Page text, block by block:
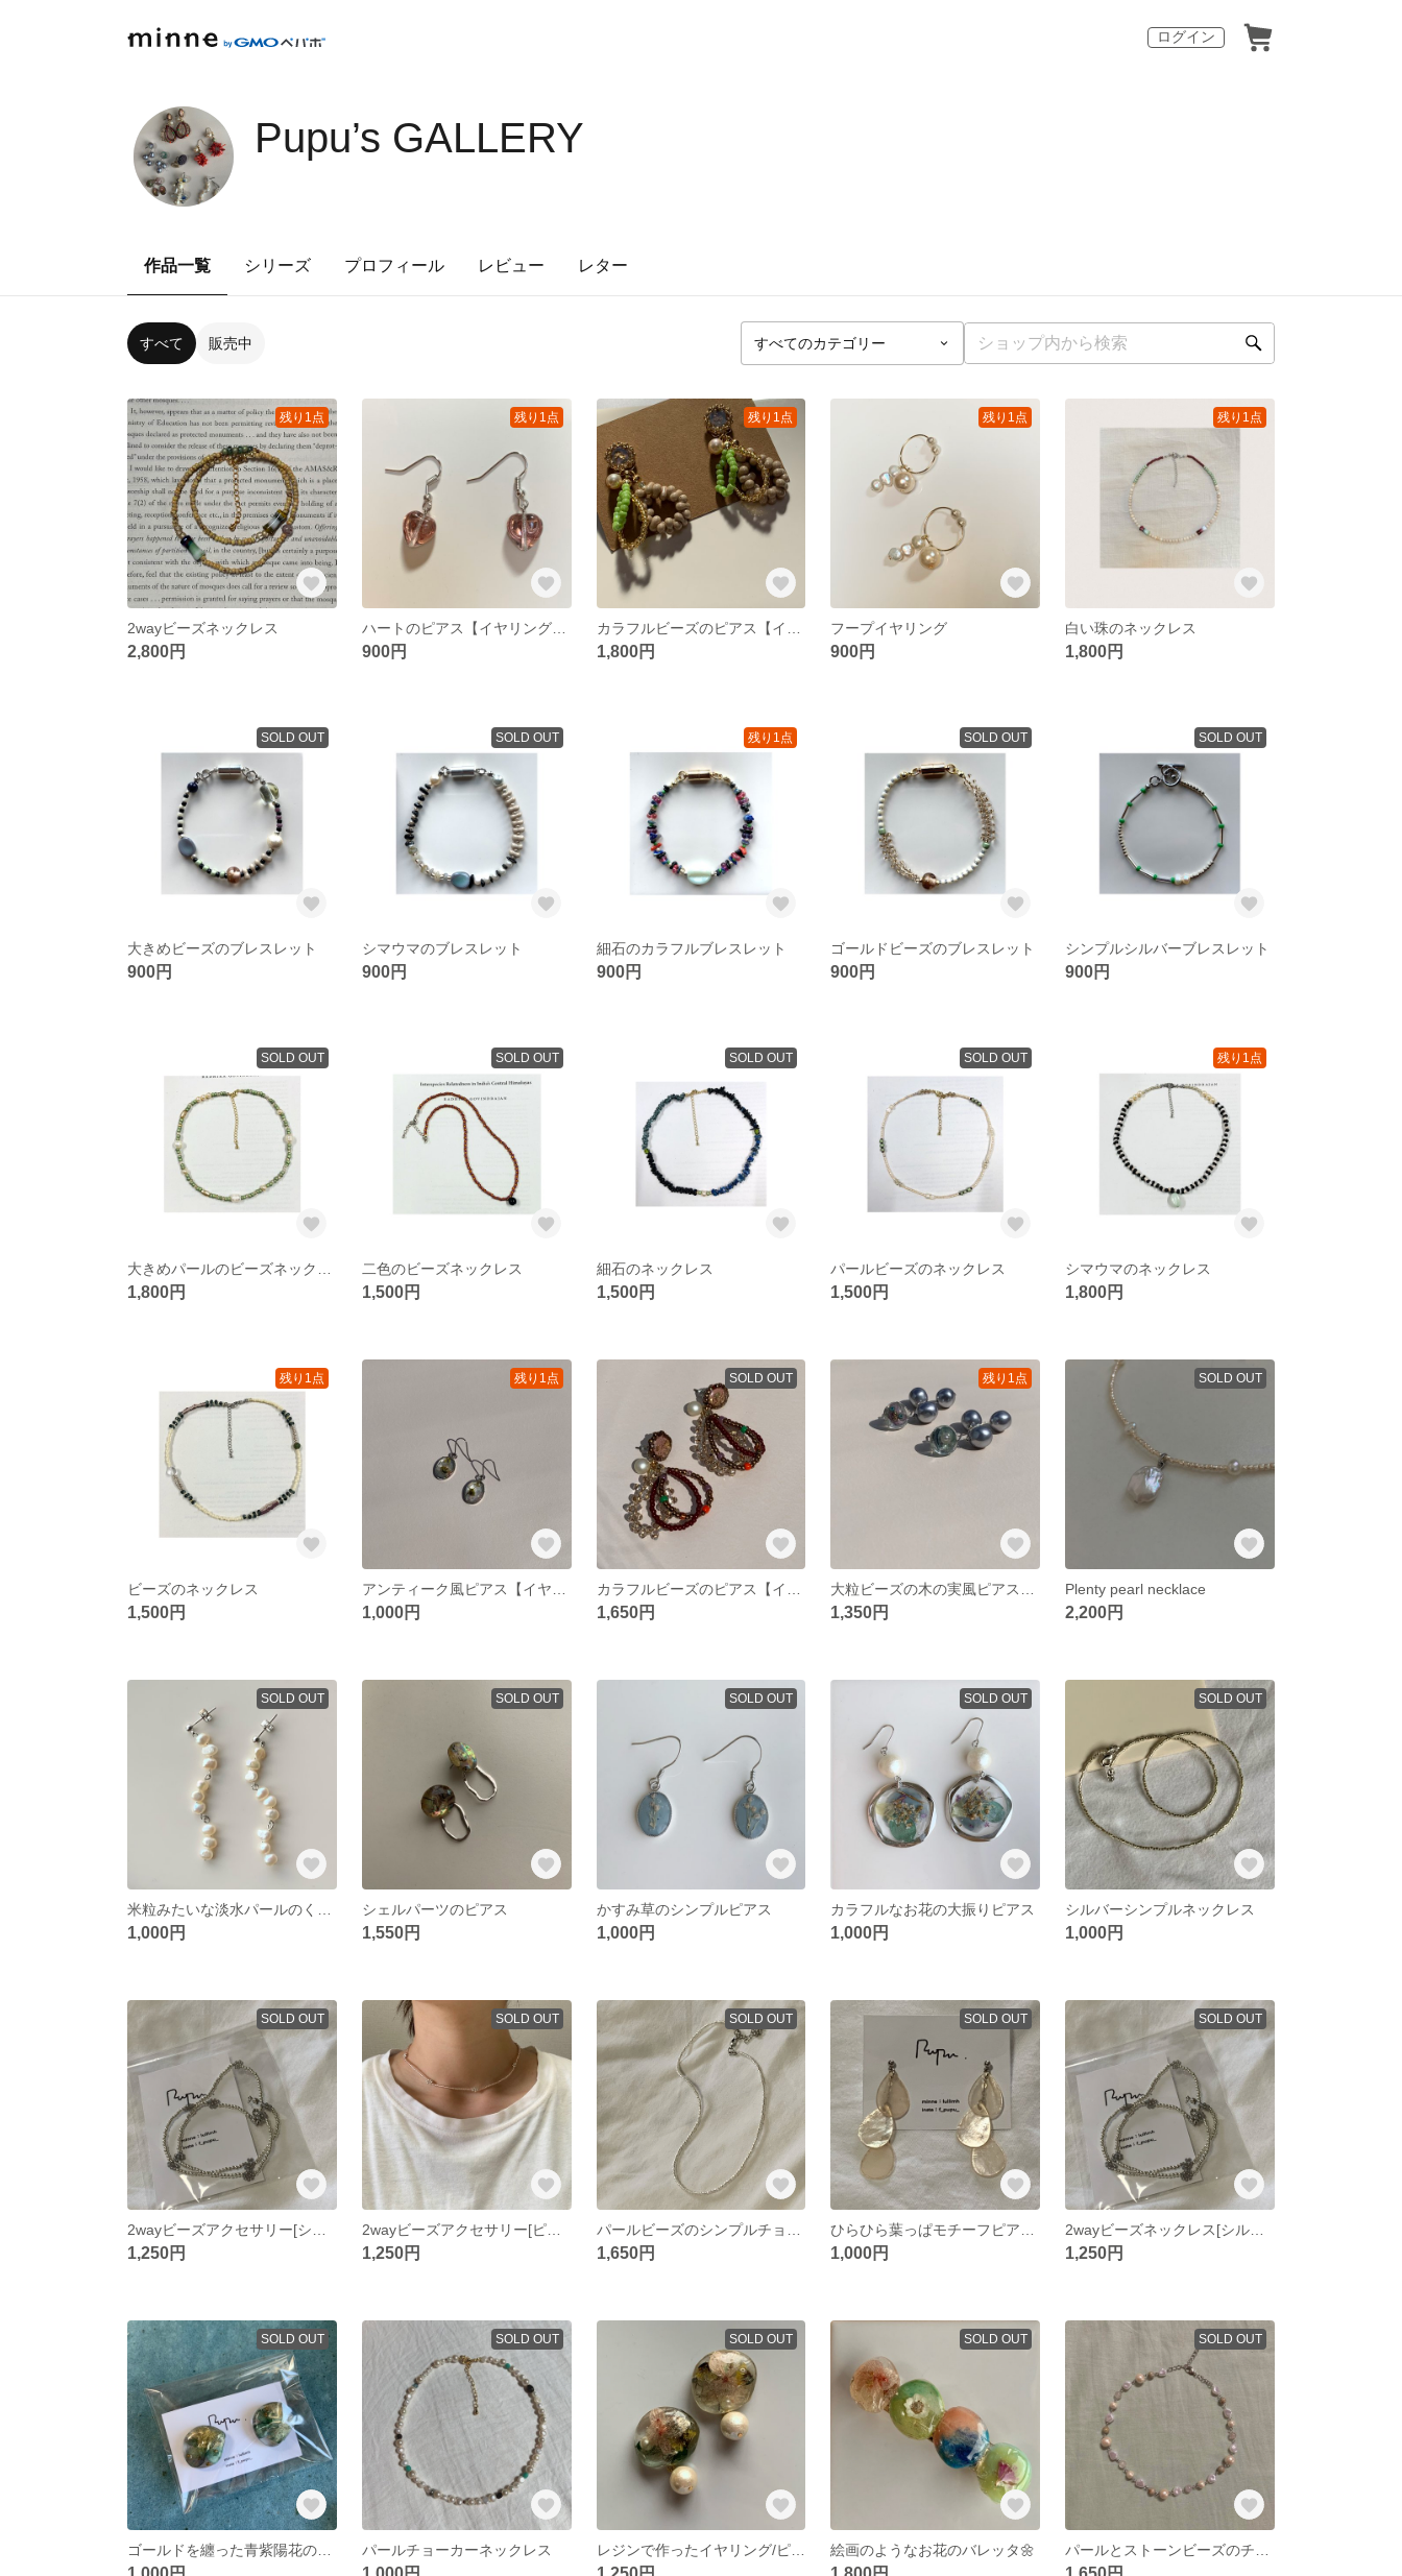
ログイン
Pupu’s GALLERY
作品一覧 シリーズ プロフィール レビュー レター
すべて 販売中
残り1点
2wayビーズネックレス
2,800円
残り1点
ハートのピアス【イヤリング可】
900円
残り1点
1,800円
残り1点
フープイヤリング
900円
残り1点
白い珠のネックレス
1,800円
SOLD OUT
大きめビーズのブレスレット
900円
SOLD OUT
シマウマのブレスレット
900円
残り1点
細石のカラフルブレスレット
900円
SOLD OUT
ゴールドビーズのブレスレット
900円
SOLD OUT
シンプルシルバーブレスレット
900円
SOLD OUT
1,800円
SOLD OUT
二色のビーズネックレス
1,500円
SOLD OUT
細石のネックレス
1,500円
SOLD OUT
パールビーズのネックレス
1,500円
残り1点
シマウマのネックレス
1,800円
残り1点
ビーズのネックレス
1,500円
残り1点
1,000円
SOLD OUT
1,650円
残り1点
1,350円
SOLD OUT
Plenty pearl necklace
2,200円
SOLD OUT
1,000円
SOLD OUT
シェルパーツのピアス
1,550円
SOLD OUT
かすみ草のシンプルピアス
1,000円
SOLD OUT
カラフルなお花の大振りピアス
1,000円
SOLD OUT
シルバーシンプルネックレス
1,000円
SOLD OUT
1,250円
SOLD OUT
2wayビーズアクセサリー[ピンクシルバー]
1,250円
SOLD OUT
1,650円
SOLD OUT
1,000円
SOLD OUT
1,250円
SOLD OUT SOLD OUT
パールチョーカーネックレス
SOLD OUT
レジンで作ったイヤリング/ピアス
SOLD OUT
絵画のようなお花のバレッタ🌼
SOLD OUT